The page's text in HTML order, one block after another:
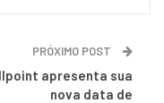
PRÓXIMO POST
apresenta sua
nova data de